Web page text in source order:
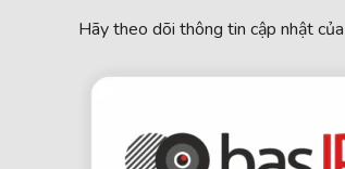
Hãy theo dõi thông tin cập nhật